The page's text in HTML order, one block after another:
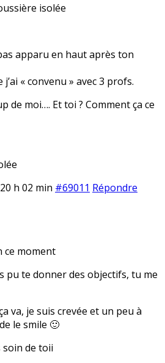
isolée
apparu en haut après ton
j’ai « convenu » avec 3 profs.
de moi…. Et toi ? Comment ça ce
h 02 min #69011 Répondre
ce moment
pu te donner des objectifs, tu me
va, je suis crevée et un peu à
le smile 🙂
de toii